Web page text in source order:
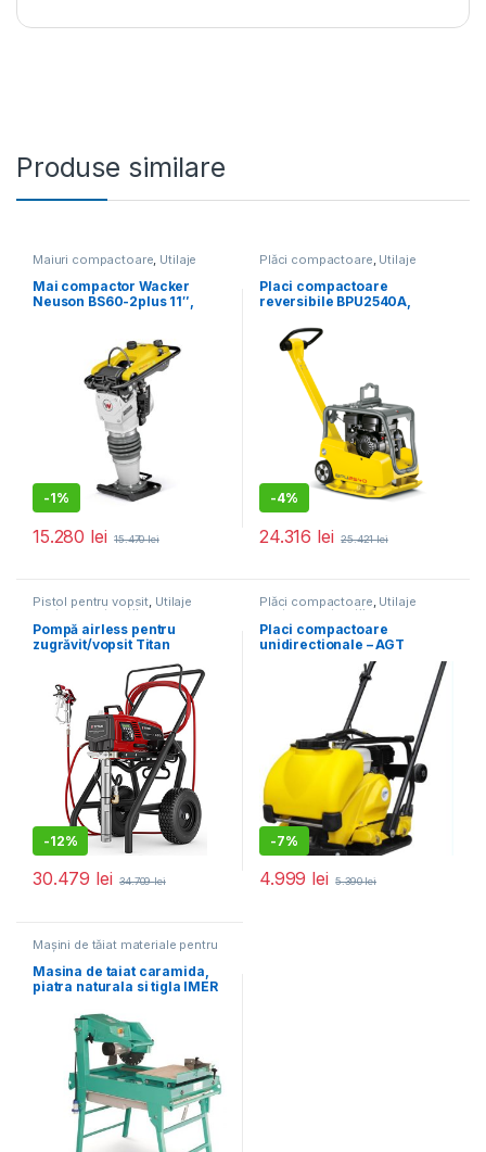
Produse similare
Maiuri compactoare Utilaje
pentru construcții
Mai compactor Wacker
Neuson BS60-2plus 11″,
-1%
15.280 lei 15.470lei
Plăci compactoare Utilaje
pentru construcții
Placi compactoare
reversibile BPU2540A,
OTOR HONDA
GX160,PORNIRE LA SFOARA
-4%
24.316 lei 25.421lei
Pistol pentru vopsit, Utilaje
pentru construcții
Pompă airless pentru
zugrăvit/vopsit Titan
-12%
30.479 lei 34.709lei
Plăci compactoare, Utilaje
pentru construcții
Placi compactoare
unidirectionale – AGT
PCL100 GX160 cu pad pt.
pavele, rezervor de apa si
roti ptr transport
-7%
4.999 lei 5.390lei
Mașini de tăiat materiale pentru
construcții Utilaje pentru
construcții
Masina de taiat caramida,
piatra naturala si tigla IMER
400mm inclus